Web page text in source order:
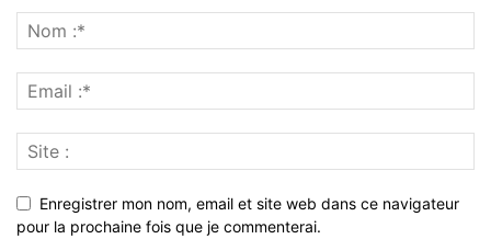
Enregistrer mon nom, email et site web dans ce navigateur
pour la prochaine fois que je commenterai.